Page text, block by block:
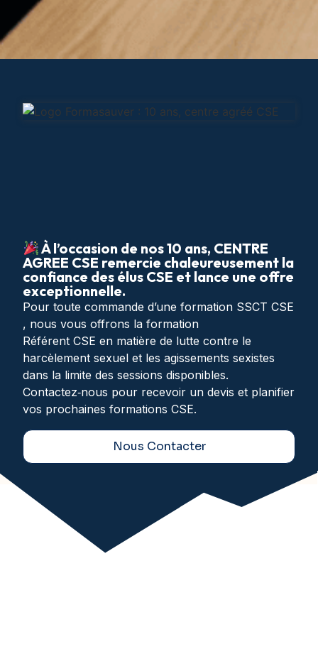
À l’occasion de nos 10 ans, CENTRE
AGREE CSE remercie chaleureusement la
confiance des élus CSE et lance une offre
exceptionnelle.
Pour toute commande d’une formation SSCT CSE
, nous vous offrons la formation
Référent CSE en matière de lutte contre le
harcèlement sexuel et les agissements sexistes
dans la limite des sessions disponibles.
Contactez‑nous pour recevoir un devis et planifier
vos prochaines formations CSE.
Nous Contacter